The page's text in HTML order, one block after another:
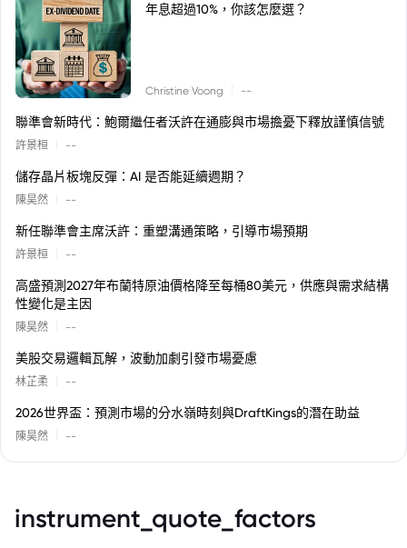
年息超過10%，你該怎麼選？
Christine Voong --
聯準會新時代：鮑爾繼任者沃許在通膨與市場擔憂下釋放謹慎信號
許景桓 --
儲存晶片板塊反彈：AI 是否能延續週期？
陳昊然 --
新任聯準會主席沃許：重塑溝通策略，引導市場預期
許景桓 --
高盛預測2027年布蘭特原油價格降至每桶80美元，供應與需求結構
性變化是主因
陳昊然 --
美股交易邏輯瓦解，波動加劇引發市場憂慮
林芷柔 --
2026世界盃：預測市場的分水嶺時刻與DraftKings的潛在助益
陳昊然 --
instrument_quote_factors